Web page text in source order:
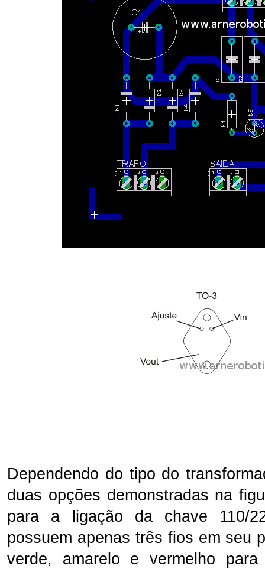
Dependendo do tipo do
duas opções demonstradas na
para a ligação da chave 110/
possuem apenas três fios em seu
verde, amarelo e vermelho